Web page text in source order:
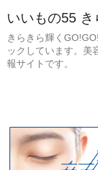
いいもの55 き
きらきら輝く
ックしています。美
報サイトです。